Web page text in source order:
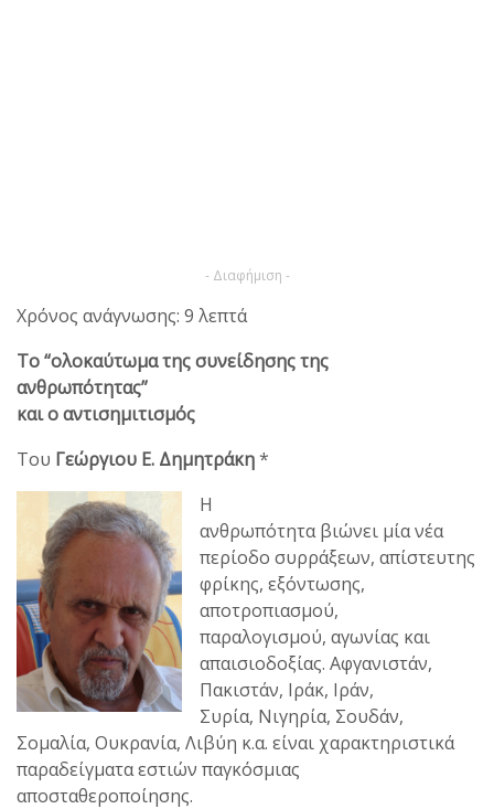
- Διαφήμιση -
Χρόνος ανάγνωσης: 9 λεπτά
Το “ολοκαύτωμα της συνείδησης της
ανθρωπότητας”
και ο αντισημιτισμός
Του Γεώργιου Ε. Δημητράκη*
Η
ανθρωπότητα βιώνει μία νέα
περίοδο συρράξεων, απίστευτης
φρίκης, εξόντωσης,
αποτροπιασμού,
παραλογισμού, αγωνίας και
απαισιοδοξίας. Αφγανιστάν,
Πακιστάν, Ιράκ, Ιράν,
Συρία, Νιγηρία, Σουδάν,
Σομαλία, Ουκρανία, Λιβύη κ.α. είναι χαρακτηριστικά
παραδείγματα εστιών παγκόσμιας
αποσταθεροποίησης.